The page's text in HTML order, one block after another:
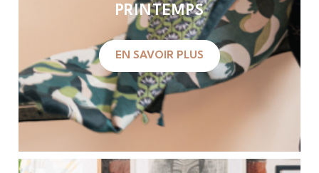
PRINTEMPS
EN SAVOIR PLUS